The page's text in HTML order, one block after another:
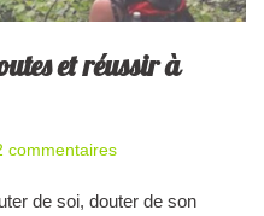
et réussir à
commentaires
de soi, douter de son